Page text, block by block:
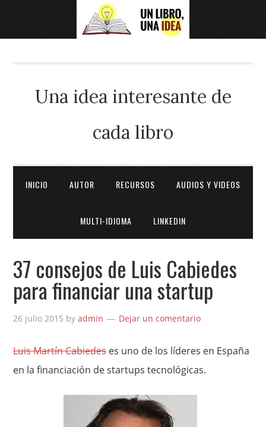
Una idea interesante de
cada libro
INICIO AUTOR RECURSOS AUDIOS Y VIDEOS
MULTI-IDIOMA LINKEDIN
37 consejos de Luis Cabiedes
para financiar una startup
26 julio 2015 byadmin Dejar un comentario
Luis Martín Cabiedeses uno de los líderes en España
en la financiación de startups tecnológicas.